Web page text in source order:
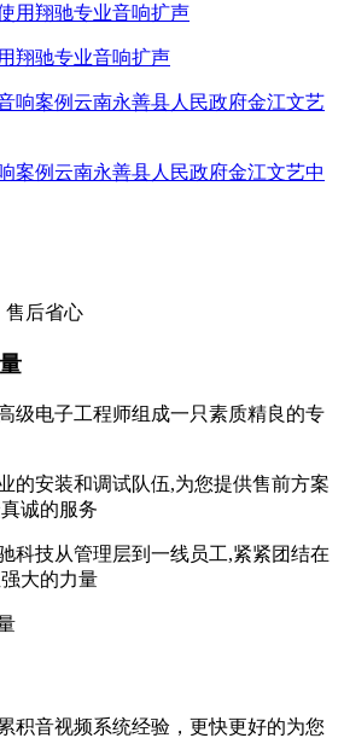
翔驰专业音响扩声
案例云南永善县人民政府金江文艺中
售后省心
级电子工程师组成一只素质精良的专
的安装和调试队伍,为您提供售前方案
诚的服务
科技从管理层到一线员工,紧紧团结在
大的力量
积音视频系统经验，更快更好的为您